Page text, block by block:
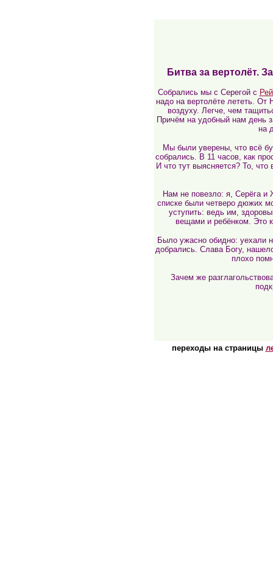
Битва за вертолёт.
Собрались мы с Серегой с
надо на вертолёте лететь. От
воздуху. Легче, чем
Причём на удобный нам день
на
Мы были уверены, что всё
собрались. В 11 часов, как
И что тут выясняется? То,
Нам не повезло: я, Серёга и
списке были четверо дюжих
уступить: ведь им,
вещами и ребёнком. Это
Было ужасно обидно: уехали
добрались. Слава Богу,
плохо
Зачем же
переходы на страницы